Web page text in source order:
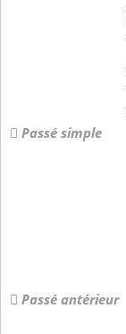
Passé simple
Passé antérieur